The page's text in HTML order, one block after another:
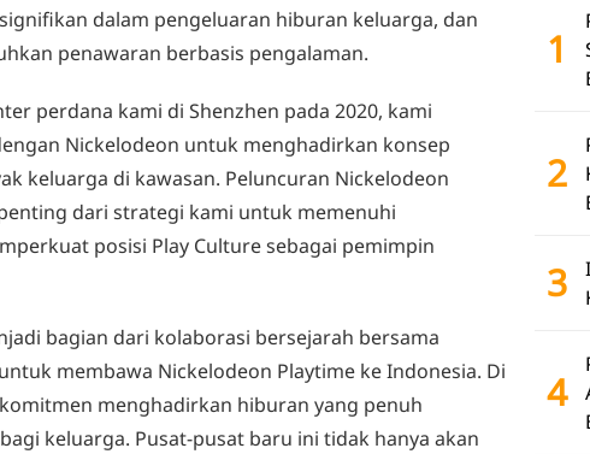
dalam pengeluaran hiburan keluarga, dan
penawaran berbasis pengalaman.
perdana kami di Shenzhen pada 2020, kami
Nickelodeon untuk menghadirkan konsep
keluarga di kawasan. Peluncuran Nickelodeon
dari strategi kami untuk memenuhi
posisi Play Culture sebagai pemimpin
bagian dari kolaborasi bersejarah bersama
membawa Nickelodeon Playtime ke Indonesia. Di
menghadirkan hiburan yang penuh
keluarga. Pusat-pusat baru ini tidak hanya akan
1
2
3
4